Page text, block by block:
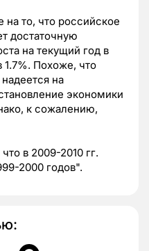
на то, что российское
достаточную
на текущий год в
Похоже, что
на
экономики
к сожалению,
в 2009-2010 гг.
2000 годов".